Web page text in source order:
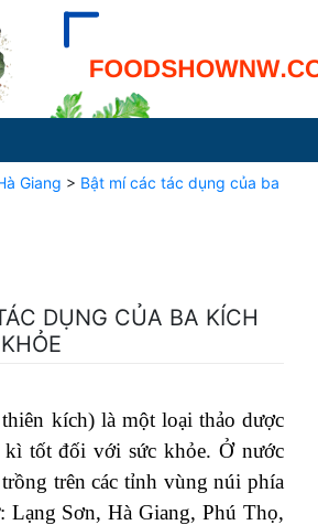
Giang > Bật mí các tác dụng của ba
DỤNG CỦA BA KÍCH
kích) là một loại thảo dược
kì tốt đối với sức khỏe. Ở nước
trên các tỉnh vùng núi phía
Lạng Sơn, Hà Giang, Phú Thọ,